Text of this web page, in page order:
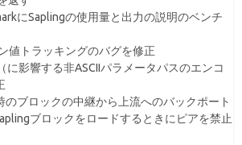
にSaplingの使用量と出力の説明のベンチ
値トラッキングのバグを修正
に影響する非ASCIIパラメータパスのエンコ
のブロックの中継から上流へのバックポート
ブロックをロードするときにピアを禁止